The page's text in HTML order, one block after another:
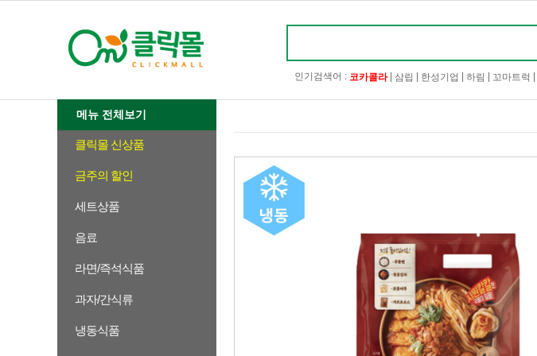
인기검색어 : 코카콜라| 삼립 한성기업 하림 꼬마트럭
메뉴 전체보기
클릭몰 신상품
금주의 할인
세트상품
음료
라면/즉석식품
과자/간식류
냉동식품